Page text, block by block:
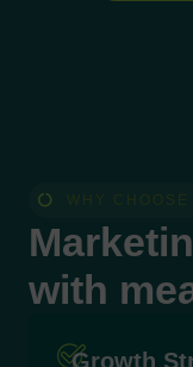
with
Growth